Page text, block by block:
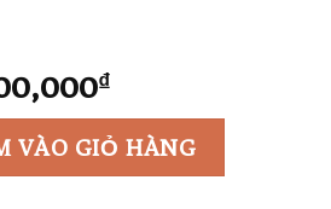
₫Giá
hiện
tại
là:
VÀO GIỎ HÀNG